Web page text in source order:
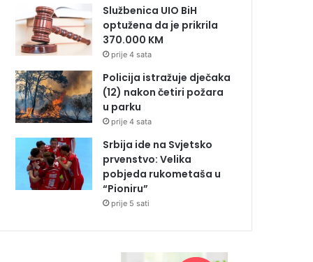
Službenica UIO BiH
optužena da je prikrila
370.000 KM
prije 4 sata
Policija istražuje dječaka
(12) nakon četiri požara
u parku
prije 4 sata
Srbija ide na Svjetsko
prvenstvo: Velika
pobjeda rukometaša u
“Pioniru”
prije 5 sati